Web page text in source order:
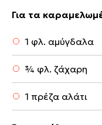
Για τα
1 φλ. αμύγδαλα
¾ φλ. ζάχαρη
1 πρέζα αλάτι